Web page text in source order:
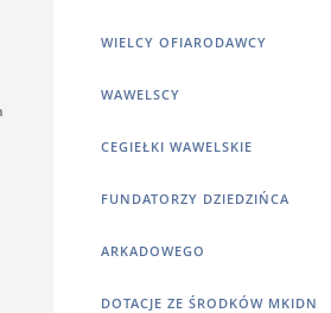
WIELCY OFIARODAWCY
WAWELSCY
CEGIEŁKI WAWELSKIE
FUNDATORZY DZIEDZIŃCA
ARKADOWEGO
DOTACJE ZE ŚRODKÓW MKIDN